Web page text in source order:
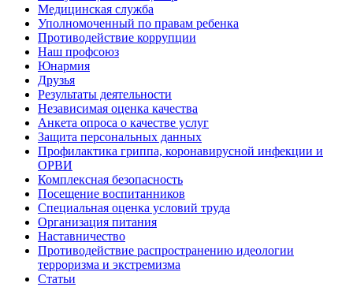
Медицинская служба
Уполномоченный по правам ребенка
Противодействие коррупции
Наш профсоюз
Юнармия
Друзья
Результаты деятельности
Независимая оценка качества
Анкета опроса о качестве услуг
Защита персональных данных
Профилактика гриппа, коронавирусной инфекции и
ОРВИ
Комплексная безопасность
Посещение воспитанников
Специальная оценка условий труда
Организация питания
Наставничество
Противодействие распространению идеологии
терроризма и экстремизма
Статьи